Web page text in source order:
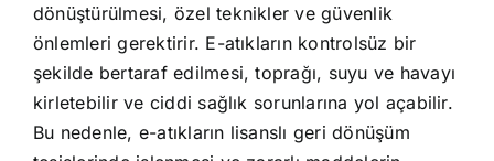
dönüştürülmesi, özel teknikler ve güvenlik
önlemleri gerektirir. E-atıkların kontrolsüz bir
şekilde bertaraf edilmesi, toprağı, suyu ve havayı
kirletebilir ve ciddi sağlık sorunlarına yol açabilir.
Bu nedenle, e-atıkların lisanslı geri dönüşüm